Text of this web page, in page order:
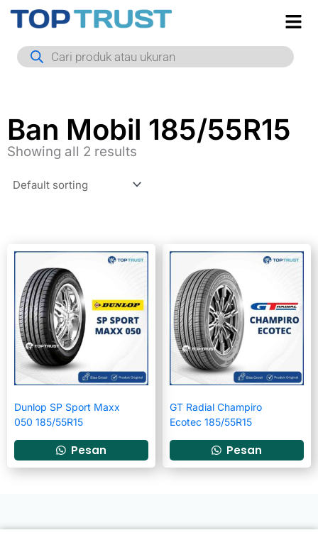
Skip
contentProducts
search
Ban Mobil 185/55R15
Showing all 2 results
Dunlop SP Sport Maxx
050 185/55R15
Pesan
GT Radial Champiro
Ecotec 185/55R15
Pesan